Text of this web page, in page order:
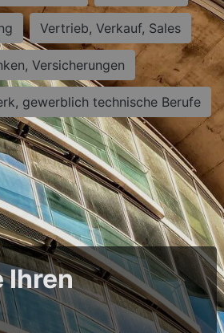
Vertrieb, Verkauf, Sales
Versicherungen
gewerblich technische Berufe
Ihren